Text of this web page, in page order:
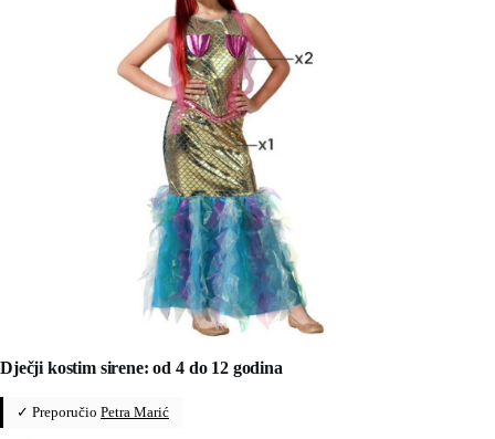
Dječji kostim sirene: od 4 do 12 godina
✓ Preporučio Petra Marić